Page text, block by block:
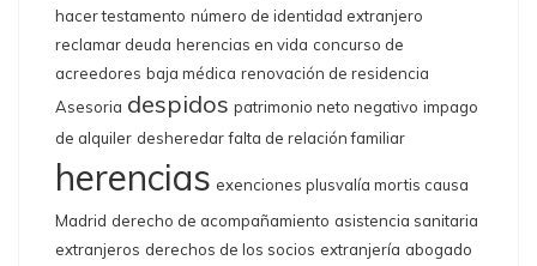
hacer testamento número de identidad extranjero
reclamar deuda herencias en vida concurso de
acreedores baja médica renovación de residencia
Asesoria despidos patrimonio neto negativo impago
de alquiler desheredar falta de relación familiar
herencias exenciones plusvalía mortis causa
Madrid derecho de acompañamiento asistencia sanitaria
extranjeros derechos de los socios extranjería abogado